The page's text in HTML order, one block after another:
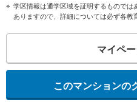
学区情報は通学区域を証明するもので
ありますので、詳細については必ず各教
マイペ
このマンションの